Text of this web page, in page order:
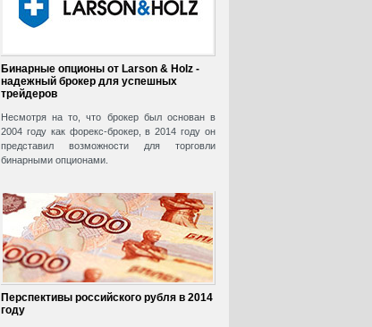
Бинарные опционы от Larson & Holz -
надежный брокер для успешных
трейдеров
Несмотря на то, что брокер был основан в
2004 году как форекс-брокер, в 2014 году он
представил возможности для торговли
бинарными опционами.
Перспективы российского рубля в 2014
году